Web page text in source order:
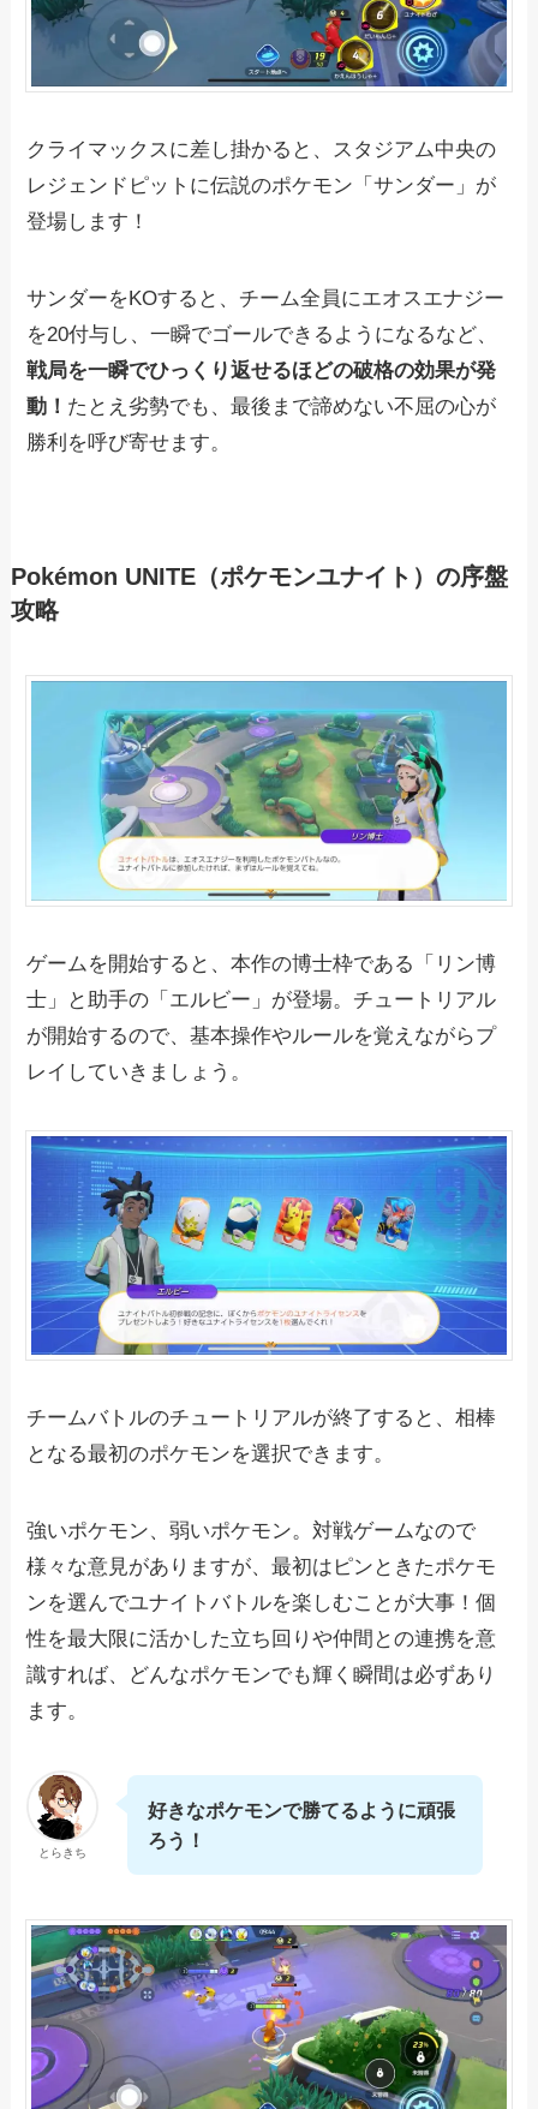
クライマックスに差し掛かると、スタジアム中央の
レジェンドピットに伝説のポケモン「サンダー」が
登場します！
サンダーをKOすると、チーム全員にエオスエナジー
を20付与し、一瞬でゴールできるようになるなど、
戦局を一瞬でひっくり返せるほどの破格の効果が発
動！ たとえ劣勢でも、最後まで諦めない不屈の心が
勝利を呼び寄せます。
Pokémon UNITE（ポケモンユナイト）の序盤
攻略
ゲームを開始すると、本作の博士枠である「リン博
士」と助手の「エルビー」が登場。チュートリアル
が開始するので、基本操作やルールを覚えながらプ
レイしていきましょう。
チームバトルのチュートリアルが終了すると、相棒
となる最初のポケモンを選択できます。
強いポケモン、弱いポケモン。対戦ゲームなので
様々な意見がありますが、最初はピンときたポケモ
ンを選んでユナイトバトルを楽しむことが大事！個
性を最大限に活かした立ち回りや仲間との連携を意
識すれば、どんなポケモンでも輝く瞬間は必ずあり
ます。
とらきち
好きなポケモンで勝てるように頑張
ろう！